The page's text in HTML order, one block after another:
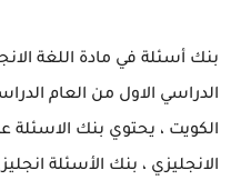
بنك أسئلة في مادة اللغة
الانجليزي ، بنك الأسئلة